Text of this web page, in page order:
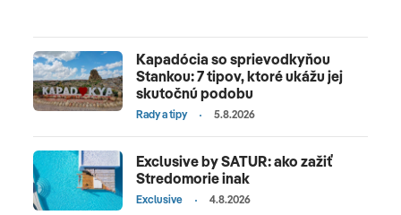
môžete vybrať do Pomoria, Sozopolu alebo na
Slnečné pobrežie. Aj tu už nájdete all inclusive
služby. Egypt púta pozornosť celého sveta svojou
jedinečnou až tajomnou históriou, veľkolepou
kultúrou či dávnym dedičstvom. Pýši sa
jedinečnými monumentálnymi pamiatkami,
pyramídami a chrámami v Káhire, Luxore či
Karnaku, bohatým podmorským svetom a
Kapadócia so sprievodkyňou
Stankou: 7 tipov, ktoré ukážu jej
skutočnú podobu
Rady a tipy 5.8.2026
Exclusive by SATUR: ako zažiť
Stredomorie inak
Exclusive 4.8.2026